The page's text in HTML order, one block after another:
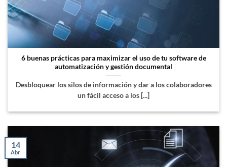
6 buenas prácticas para maximizar el uso de tu software de
automatización y gestión documental
Desbloquear los silos de información y dar a los colaboradores
un fácil acceso a los [...]
14
Abr